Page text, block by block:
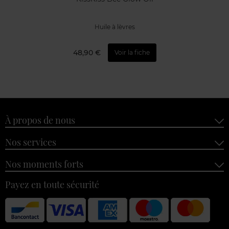
Huile à lèvres
48,90 € Voir la fiche
À propos de nous
Nos services
Nos moments forts
Payez en toute sécurité